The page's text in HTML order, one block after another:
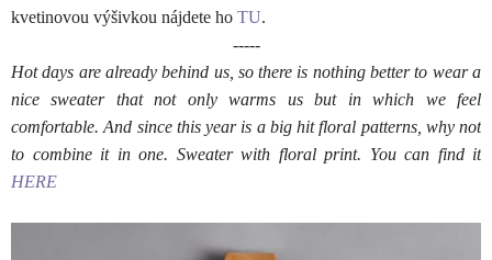
kvetinovou výšivkou nájdete ho TU.
-----
Hot days are already behind us, so there is nothing better to wear a
nice sweater that not only warms us but in which we feel
comfortable. And since this year is a big hit floral patterns, why not
to combine it in one. Sweater with floral print. You can find it
HERE